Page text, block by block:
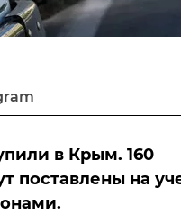
в Крым. 160
поставлены на